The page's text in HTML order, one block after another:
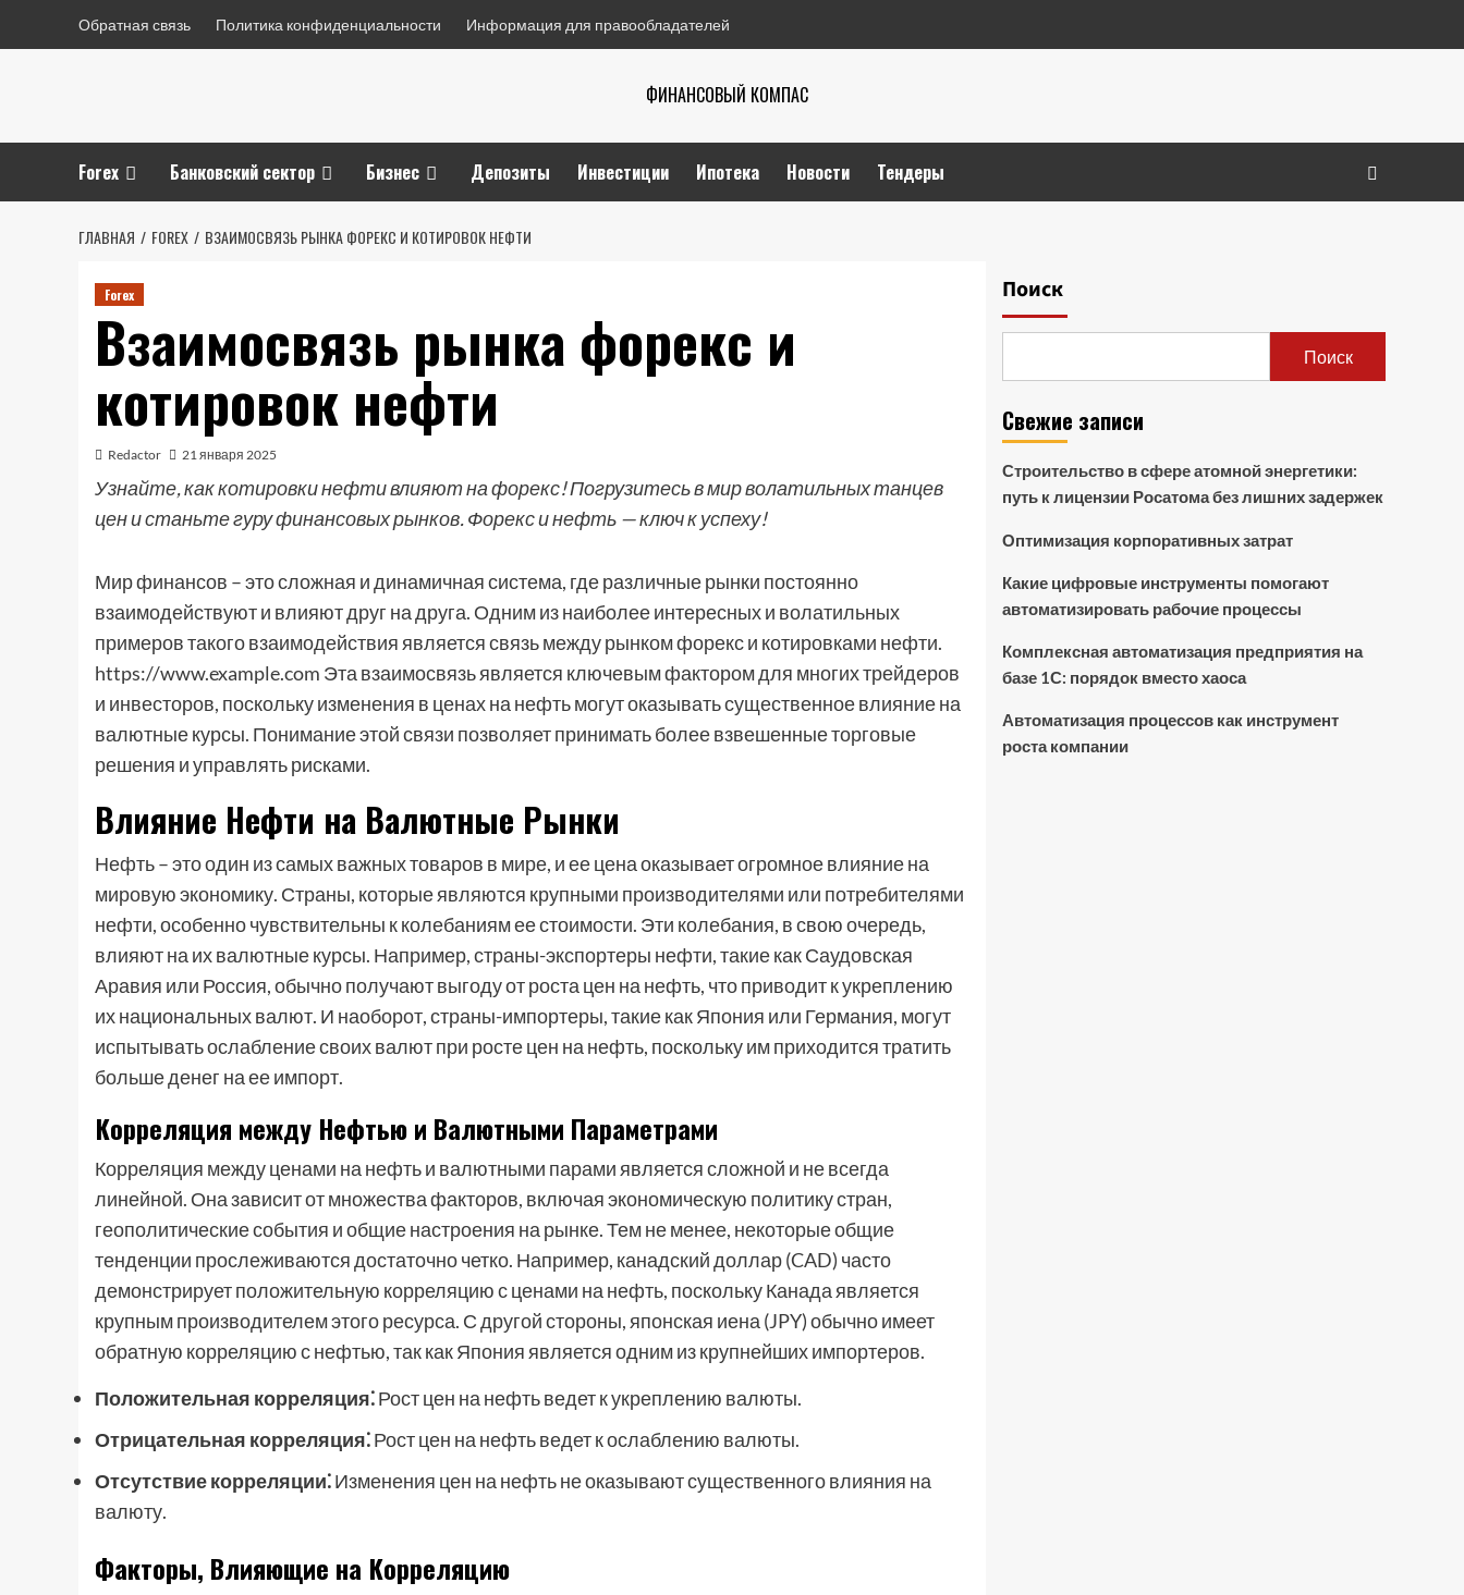
Обратная связь Политика конфиденциальности Информация для правообладателей
ФИНАНСОВЫЙ КОМПАС
Forex Банковский сектор Бизнес Депозиты Инвестиции Ипотека Новости Тендеры
ГЛАВНАЯ FOREX ВЗАИМОСВЯЗЬ РЫНКА ФОРЕКС И КОТИРОВОК НЕФТИ
Forex
Взаимосвязь рынка форекс и
котировок нефти
Redactor 21 января 2025
Узнайте, как котировки нефти влияют на форекс! Погрузитесь в мир волатильных танцев
цен и станьте гуру финансовых рынков. Форекс и нефть — ключ к успеху!
Мир финансов – это сложная и динамичная система, где различные рынки постоянно
взаимодействуют и влияют друг на друга. Одним из наиболее интересных и волатильных
примеров такого взаимодействия является связь между рынком форекс и котировками нефти.
https://www.example.com Эта взаимосвязь является ключевым фактором для многих трейдеров
и инвесторов, поскольку изменения в ценах на нефть могут оказывать существенное влияние на
валютные курсы. Понимание этой связи позволяет принимать более взвешенные торговые
решения и управлять рисками.
Влияние Нефти на Валютные Рынки
Нефть – это один из самых важных товаров в мире, и ее цена оказывает огромное влияние на
мировую экономику. Страны, которые являются крупными производителями или потребителями
нефти, особенно чувствительны к колебаниям ее стоимости. Эти колебания, в свою очередь,
влияют на их валютные курсы. Например, страны-экспортеры нефти, такие как Саудовская
Аравия или Россия, обычно получают выгоду от роста цен на нефть, что приводит к укреплению
их национальных валют. И наоборот, страны-импортеры, такие как Япония или Германия, могут
испытывать ослабление своих валют при росте цен на нефть, поскольку им приходится тратить
больше денег на ее импорт.
Корреляция между Нефтью и Валютными Параметрами
Корреляция между ценами на нефть и валютными парами является сложной и не всегда
линейной. Она зависит от множества факторов, включая экономическую политику стран,
геополитические события и общие настроения на рынке. Тем не менее, некоторые общие
тенденции прослеживаются достаточно четко. Например, канадский доллар (CAD) часто
демонстрирует положительную корреляцию с ценами на нефть, поскольку Канада является
крупным производителем этого ресурса. С другой стороны, японская иена (JPY) обычно имеет
обратную корреляцию с нефтью, так как Япония является одним из крупнейших импортеров.
Положительная корреляция⁚Рост цен на нефть ведет к укреплению валюты.
Отрицательная корреляция⁚Рост цен на нефть ведет к ослаблению валюты.
Отсутствие корреляции⁚Изменения цен на нефть не оказывают существенного влияния на
валюту.
Факторы, Влияющие на Корреляцию
Поиск
Поиск
Свежие записи
Строительство в сфере атомной энергетики:
путь к лицензии Росатома без лишних задержек
Оптимизация корпоративных затрат
Какие цифровые инструменты помогают
автоматизировать рабочие процессы
Комплексная автоматизация предприятия на
базе 1С: порядок вместо хаоса
Автоматизация процессов как инструмент
роста компании